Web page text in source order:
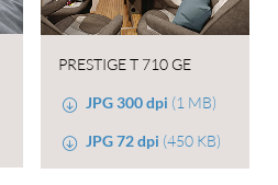
PRESTIGE T 710 GE
JPG 300 dpi (1 MB)
JPG 72 dpi (450 KB)